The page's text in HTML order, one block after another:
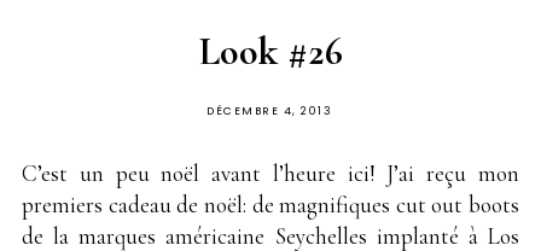
Look #26
PUBLIÉ
DÉCEMBRE 4, 2013
C’est un peu noël avant l’heure ici! J’ai reçu mon
premiers cadeau de noël: de magnifiques cut out boots
de la marques américaine Seychelles implanté à Los